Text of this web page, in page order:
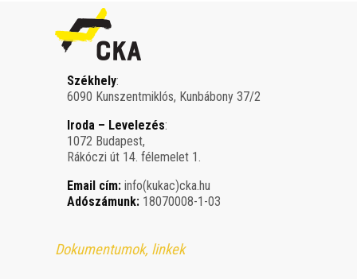
Székhely:
6090 Kunszentmiklós, Kunbábony 37/2
Iroda – Levelezés:
1072 Budapest,
Rákóczi út 14. félemelet 1.
Email cím: info(kukac)cka.hu
Adószámunk: 18070008-1-03
Dokumentumok, linkek